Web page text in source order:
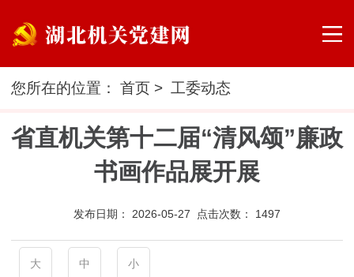
您所在的位置：首页 > 工委动态
省直机关第十二届“清风颂”廉政
书画作品展开展
发布日期： 2026-05-27 点击次数： 1497
大 中 小